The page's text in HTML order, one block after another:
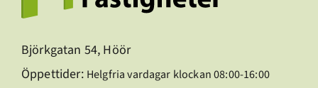
Björkgatan 54, Höör
Öppettider: Helgfria vardagar klockan 08:00-16:00